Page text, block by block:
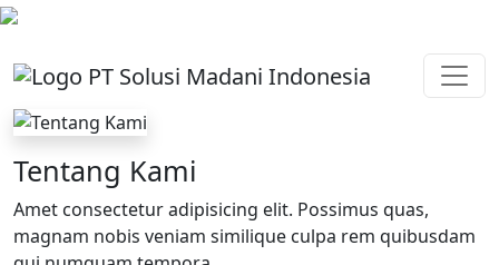
Tentang Kami
Amet consectetur adipisicing elit. Possimus quas,
magnam nobis veniam similique culpa rem quibusdam